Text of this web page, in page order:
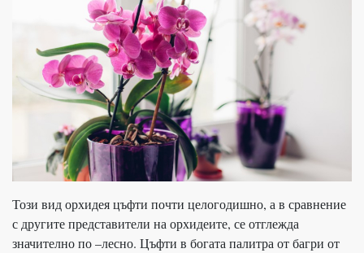
Този вид орхидея цъфти почти целогодишно, а в сравнение
с другите представители на орхидеите, се отглежда
значително по –лесно. Цъфти в богата палитра от багри от